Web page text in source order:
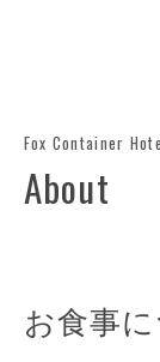
Fox Container
About
お食事